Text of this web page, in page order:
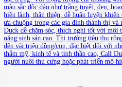
màu sắc độc đáo như trắng tuyết, đen,
hiền lành, thân thiện, dễ huấn luyện
ưa chuộng trong các gia đình thành thị
Duck dễ chăm sóc, thích nghi tốt với môi
năng sinh sản cao. Thị trường tiêu thụ
đến vài triệu đồng/con, đặc biệt đối với
thẩm mỹ, kinh tế và tinh thần cao, Call
người nuôi thú cưng hoặc phát triển mô